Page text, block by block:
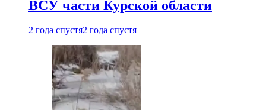
ВСУ части Курской области
2 года спустя2 года спустя